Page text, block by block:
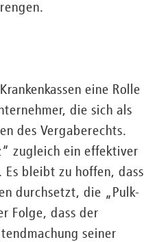
eine Rolle
die sich als
des Vergaberechts.
zugleich ein effektiver
Es bleibt zu hoffen, dass
durchsetzt, die „Pulk-
Folge, dass der
seiner